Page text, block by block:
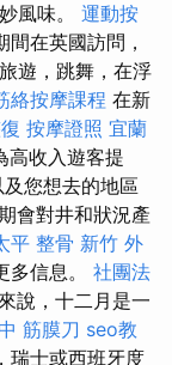
風味。 運動按
在英國訪問，
遊，跳舞，在浮
絡按摩課程 在新
按摩證照 宜蘭
高收入遊客提
您想去的地區
會對井和狀況產
平 整骨 新竹 外
多信息。 社團法
說，十二月是一
筋膜刀 seo教
瑞士或西班牙度